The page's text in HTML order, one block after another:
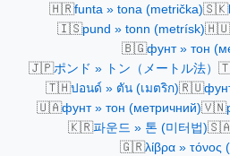
🇭🇷funta » tona (metrička)🇸🇰
🇮🇸pund » tonn (metrísk)🇭🇺
🇧🇬фунт » тон
🇯🇵ポンド » トン（メートル法）
🇹🇭ปอนด์ » ตัน (เมตริก)🇷🇺
🇺🇦фунт » тон (метричний)🇻🇳
🇰🇷파운드 » 톤 (미터법)
🇬🇷λίβρα » τόνος